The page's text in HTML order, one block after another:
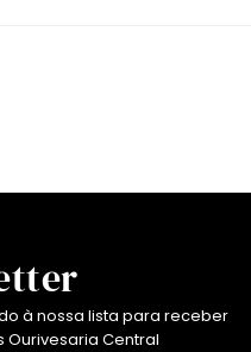
à nossa lista para receber
Central